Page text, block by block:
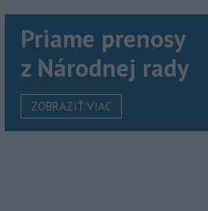
Priame prenosy
z Národnej rady
ZOBRAZIŤ VIAC